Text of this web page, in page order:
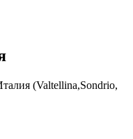
(Valtellina,Sondrio,